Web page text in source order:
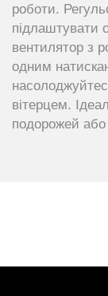
роботи.
підлаштувати
вентилятор з
одним
вітерцем.
подорожей